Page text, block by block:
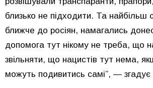
близько не підходити. Та найбільш
ближче до росіян, намагались
допомога тут нікому не треба, що
звільняти, що нацистів тут нема,
можуть подивитись самі”, — згадує